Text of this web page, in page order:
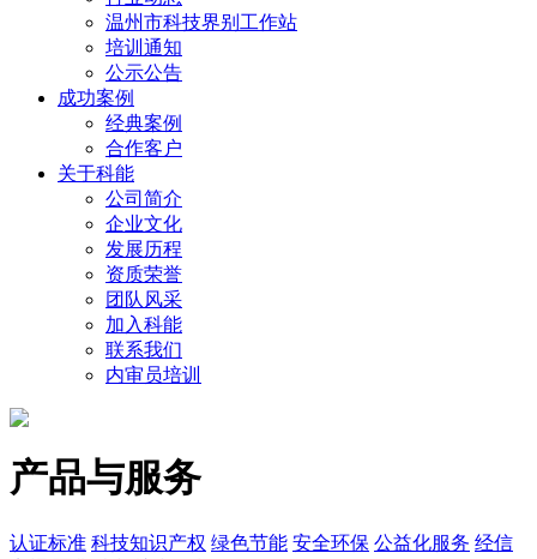
温州市科技界别工作站
培训通知
公示公告
成功案例
经典案例
合作客户
关于科能
公司简介
企业文化
发展历程
资质荣誉
团队风采
加入科能
联系我们
内审员培训
产品与服务
认证标准 科技知识产权 绿色节能 安全环保 公益化服务 经信